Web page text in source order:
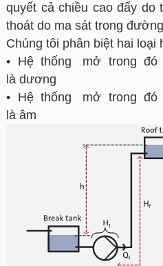
quyết cả chiều cao đẩy do
thoát do ma sát trong
Chúng tôi phân biệt hai loại
• Hệ thống mở trong đó
là dương
• Hệ thống mở trong đó
là âm